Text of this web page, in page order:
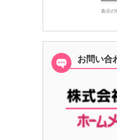
表示の
お問い合